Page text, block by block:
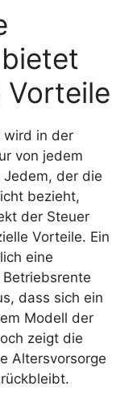
Vorteile
wird in der
von jedem
der die
bezieht,
der Steuer
Vorteile. Ein
eine
dass sich ein
Modell der
zeigt die
Altersvorsorge